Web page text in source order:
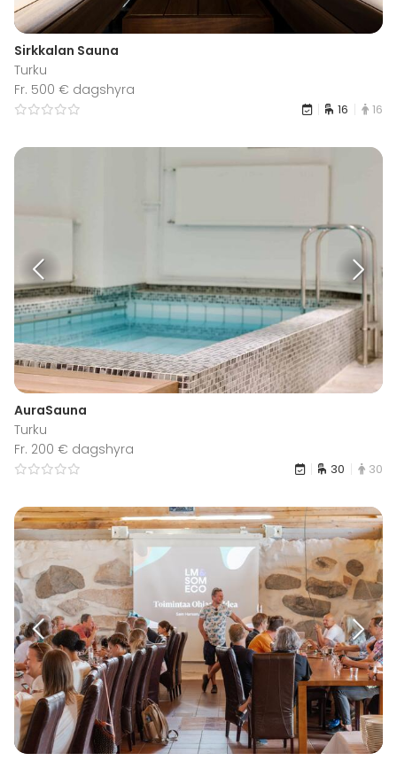
Sirkkalan Sauna
Turku
Fr. 500 € dagshyra
16 16
AuraSauna
Turku
Fr. 200 € dagshyra
30 30